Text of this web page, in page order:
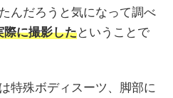
んだろうと気になって調べ
際に撮影したということで
特殊ボディスーツ、脚部に